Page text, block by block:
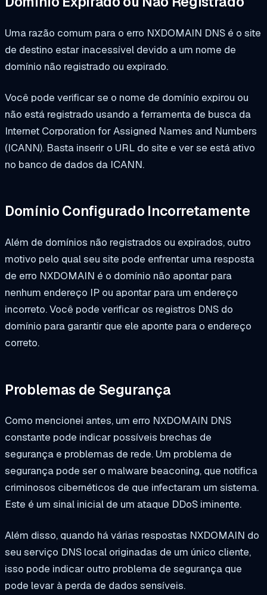
Uma razão comum para o erro NXDOMAIN DNS é o site
de destino estar inacessível devido a um nome de
domínio não registrado ou expirado.
Você pode verificar se o nome de domínio expirou ou
não está registrado usando a ferramenta de busca da
Internet Corporation for Assigned Names and Numbers
(ICANN). Basta inserir o URL do site e ver se está ativo
no banco de dados da ICANN.
Domínio Configurado Incorretamente
Além de domínios não registrados ou expirados, outro
motivo pelo qual seu site pode enfrentar uma resposta
de erro NXDOMAIN é o domínio não apontar para
nenhum endereço IP ou apontar para um endereço
incorreto. Você pode verificar os registros DNS do
domínio para garantir que ele aponte para o endereço
correto.
Problemas de Segurança
Como mencionei antes, um erro NXDOMAIN DNS
constante pode indicar possíveis brechas de
segurança e problemas de rede. Um problema de
segurança pode ser o malware beaconing, que notifica
criminosos cibernéticos de que infectaram um sistema.
Este é um sinal inicial de um ataque DDoS iminente.
Além disso, quando há várias respostas NXDOMAIN do
seu serviço DNS local originadas de um único cliente,
isso pode indicar outro problema de segurança que
pode levar à perda de dados sensíveis.